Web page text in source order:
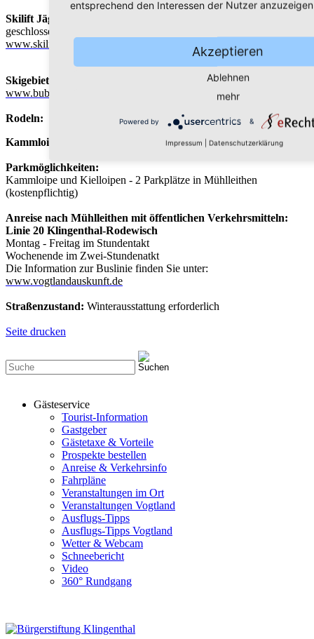
Skilift Jägerstraße:
geschlossen
www.skilift-klingenthal.de
Skigebiet Bublava (CZ):
www.bublava.cz
Rodeln:
Kammloipen-App kostenlos für alle Android-Endgeräte
Parkmöglichkeiten:
Kammloipe und Kielloipen - 2 Parkplätze in Mühlleithen
(kostenpflichtig)
Anreise nach Mühlleithen mit öffentlichen Verkehrsmitteln:
Linie 20 Klingenthal-Rodewisch
Montag - Freitag im Stundentakt
Wochenende im Zwei-Stundenatkt
Die Information zur Buslinie finden Sie unter:
www.vogtlandauskunft.de
Straßenzustand: Winterausstattung erforderlich
Seite drucken
Gästeservice
Tourist-Information
Gastgeber
Gästetaxe & Vorteile
Prospekte bestellen
Anreise & Verkehrsinfo
Fahrpläne
Veranstaltungen im Ort
Veranstaltungen Vogtland
Ausflugs-Tipps
Ausflugs-Tipps Vogtland
Wetter & Webcam
Schneebericht
Video
360° Rundgang
entsprechend den Interessen der Nutzer
Akzeptieren
Ablehnen
mehr
Powered by &
Impressum Datenschutzerklärung